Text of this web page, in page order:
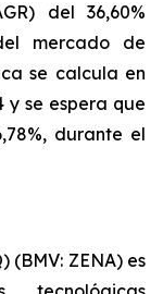
del 36,60%
mercado de
se calcula en
y se espera que
durante el
(BMV: ZENA) es